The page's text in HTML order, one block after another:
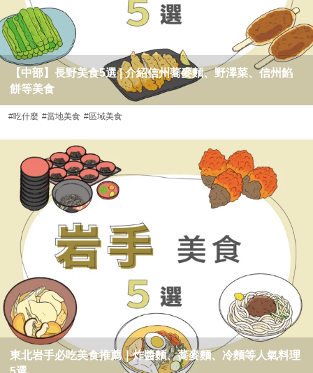
【中部】長野美食5選 | 介紹信州蕎麥麵、野澤菜、信州餡
餅等美食
#吃什麼 #當地美食 #區域美食
東北岩手必吃美食推薦｜炸醬麵、蕎麥麵、冷麵等人氣料理